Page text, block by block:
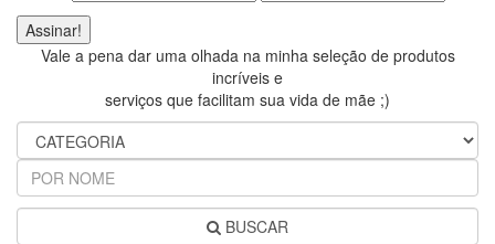
Vale a pena dar uma olhada na minha seleção de produtos
incríveis e
serviços que facilitam sua vida de mãe ;)
BUSCAR